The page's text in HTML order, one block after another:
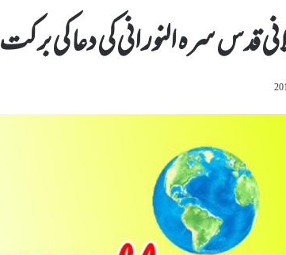
قدس سرہ النور انی کی دعا کی برکت